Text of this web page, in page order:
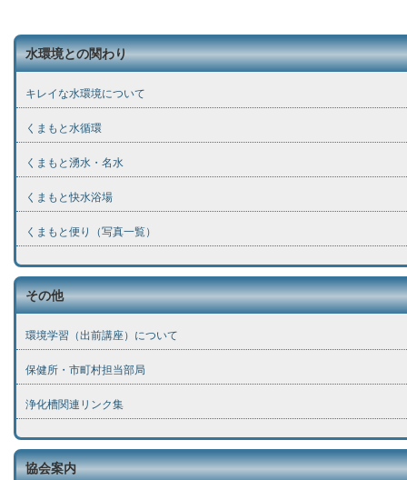
水環境との関わり
キレイな水環境について
くまもと水循環
くまもと湧水・名水
くまもと快水浴場
くまもと便り（写真一覧）
その他
環境学習（出前講座）について
保健所・市町村担当部局
浄化槽関連リンク集
協会案内